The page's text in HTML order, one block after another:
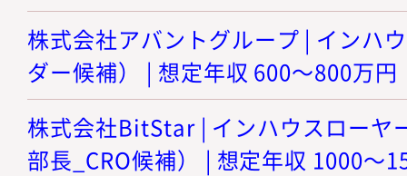
株式会社アバントグループ | インハ
ダー候補） | 想定年収 600～800万円
株式会社BitStar | インハウスローヤ
部長_CRO候補） | 想定年収 1000～